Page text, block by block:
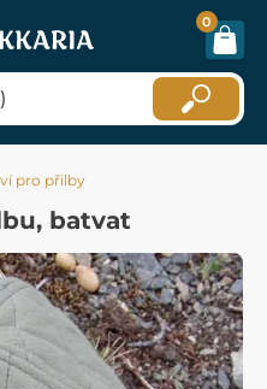
0
pro přilby
batvat